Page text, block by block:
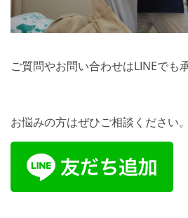
ご質問やお問い合わせはLINEでも
お悩みの方はぜひご相談ください。